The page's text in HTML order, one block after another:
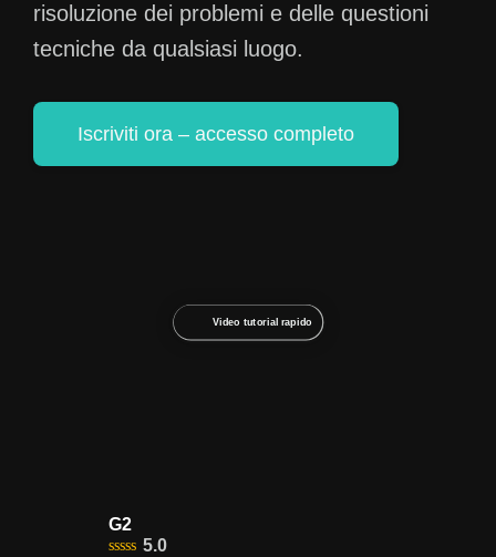
risoluzione dei problemi e delle questioni
tecniche da qualsiasi luogo.
Iscriviti ora – accesso completo
Video tutorial rapido
G2
5.0